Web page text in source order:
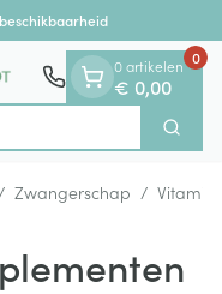
Zoek
0 artikelen
€ 0,00
0
Zwangerschap /